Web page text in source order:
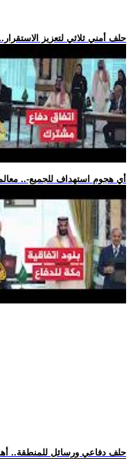
.. حلف أمني ثلاثي لتعزيز
.. -أي هجوم استهداف للجميع-..
.. حلف دفاعي ورسائل للمنطقة..